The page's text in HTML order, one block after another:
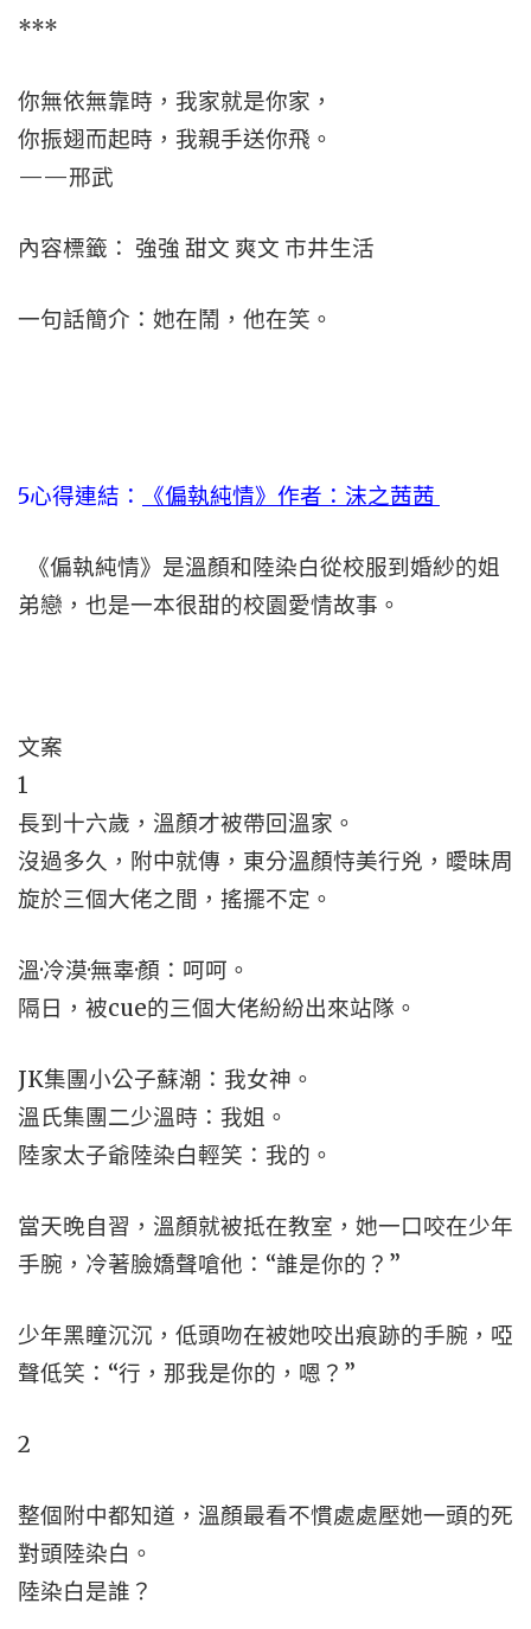
***
你無依無靠時，我家就是你家，
你振翅而起時，我親手送你飛。
——邢武
內容標籤： 強強 甜文 爽文 市井生活
一句話簡介：她在鬧，他在笑。
5心得連結： 《偏執純情》作者：沫之茜茜
《偏執純情》是溫顏和陸染白從校服到婚紗的姐
弟戀，也是一本很甜的校園愛情故事。
文案
1
長到十六歲，溫顏才被帶回溫家。
沒過多久，附中就傳，東分溫顏恃美行兇，曖昧周
旋於三個大佬之間，搖擺不定。
溫·冷漠·無辜·顏：呵呵。
隔日，被cue的三個大佬紛紛出來站隊。
JK集團小公子蘇潮：我女神。
溫氏集團二少溫時：我姐。
陸家太子爺陸染白輕笑：我的。
當天晚自習，溫顏就被抵在教室，她一口咬在少年
手腕，冷著臉嬌聲嗆他：“誰是你的？”
少年黑瞳沉沉，低頭吻在被她咬出痕跡的手腕，啞
聲低笑：“行，那我是你的，嗯？”
2
整個附中都知道，溫顏最看不慣處處壓她一頭的死
對頭陸染白。
陸染白是誰？